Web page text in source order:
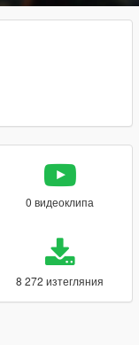
0 видеоклипа
8 272 изтегляния